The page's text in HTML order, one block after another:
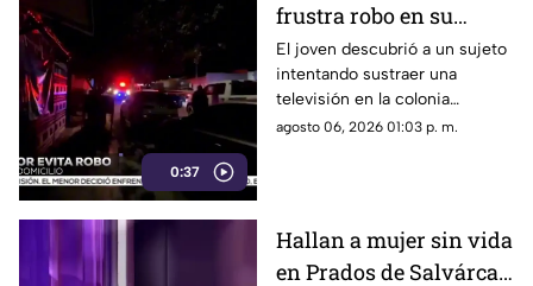
0:37
frustra robo en su
domicilio de
Cuauhtémoc; resulta
herido de la mano
El joven descubrió a un sujeto
intentando sustraer una
televisión en la colonia
Reforma; tras forcejear con el
agosto 06, 2026 01:03 p. m.
Hallan a mujer sin vida
en Prados de Salvárcar;